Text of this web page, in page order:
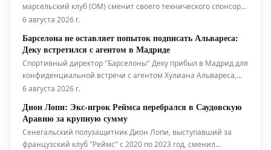
марсельский клуб (OM) сменит своего технического спонсора,
начиная с сезона 2028-2029. Вместо текущего партнера Puma,
работать с Adidas.
6 августа 2026 г.
Барселона не оставляет попыток подписать Альвареса:
Деку встретился с агентом в Мадриде
Спортивный директор "Барселоны" Деку прибыл в Мадрид для
конфиденциальной встречи с агентом Хулиана Альвареса,
Фернандо Идальго. По данным издания Sport, эта встреча
трансферу, который остается абсолютным приоритетом для
каталонского клуба этим
6 августа 2026 г.
Дион Лопи: Экс-игрок Реймса перебрался в Саудовскую
Аравию за крупную сумму
Сенегальский полузащитник Дион Лопи, выступавший за
французский клуб "Реймс" с 2020 по 2023 год, сменил